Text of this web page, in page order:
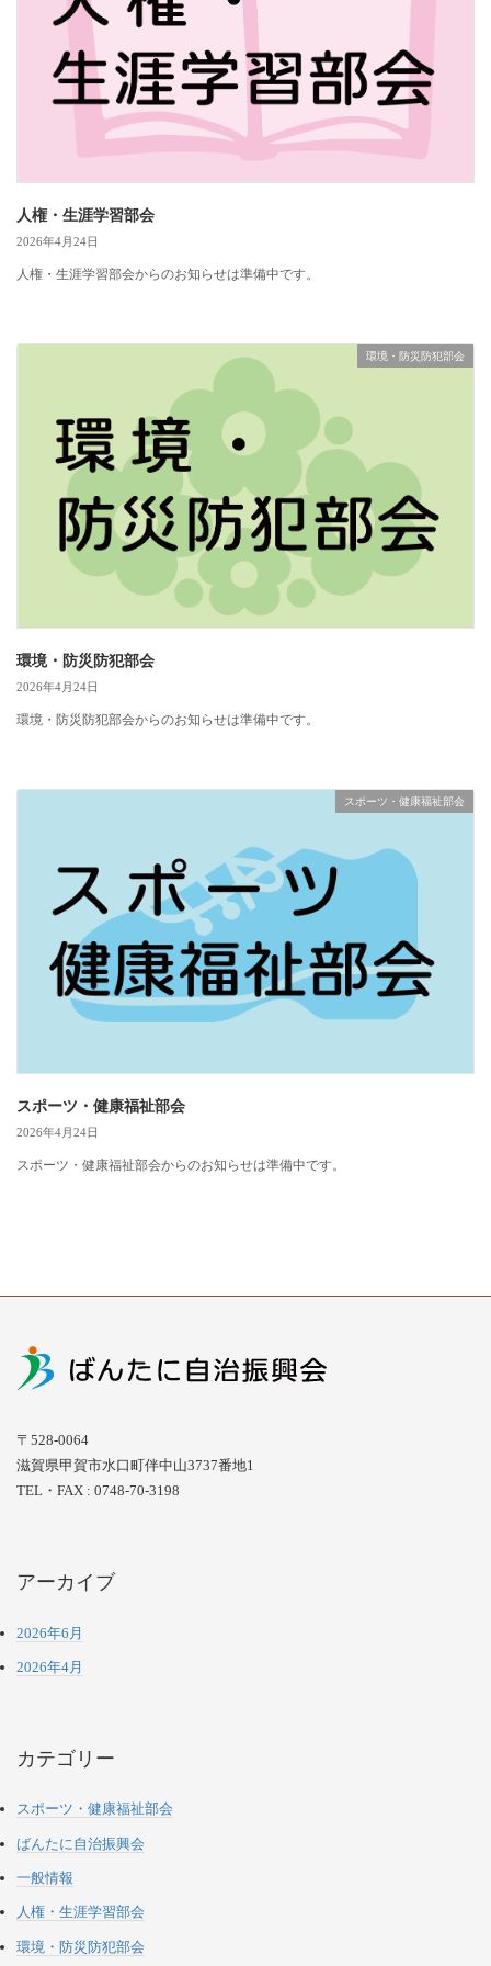
人権・生涯学習部会
2026年4月24日
人権・生涯学習部会からのお知らせは準備中です。
環境・防災防犯部会
環境・防災防犯部会
2026年4月24日
環境・防災防犯部会からのお知らせは準備中です。
スポーツ・健康福祉部会
スポーツ・健康福祉部会
2026年4月24日
スポーツ・健康福祉部会からのお知らせは準備中です。
〒528-0064
滋賀県甲賀市水口町伴中山3737番地1
TEL・FAX : 0748-70-3198
アーカイブ
2026年6月
2026年4月
カテゴリー
スポーツ・健康福祉部会
ばんたに自治振興会
一般情報
人権・生涯学習部会
環境・防災防犯部会